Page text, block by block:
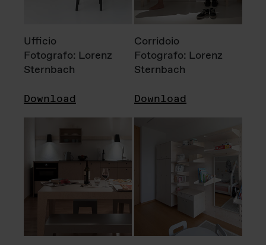
Ufficio
Fotografo: Lorenz
Sternbach
Download
Corridoio
Fotografo: Lorenz
Sternbach
Download